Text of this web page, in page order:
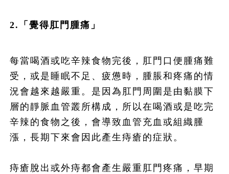
2.「覺得肛門腫痛」
每當喝酒或吃辛辣食物完後，肛門口便腫痛難
受，或是睡眠不足、疲憊時，腫脹和疼痛的情
況會越來越嚴重。是因為肛門周圍是由黏膜下
層的靜脈血管叢所構成，所以在喝酒或是吃完
辛辣的食物之後，會導致血管充血或組織腫
漲，長期下來會因此產生痔瘡的症狀。
痔瘡脫出或外痔都會產生嚴重肛門疼痛，早期